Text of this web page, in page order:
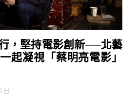
，堅持電影創新──北藝
起凝視「蔡明亮電影」
日